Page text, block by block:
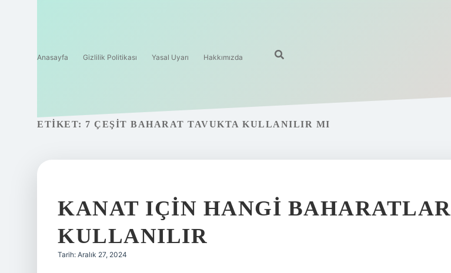
Anasayfa Gizlilik Politikası Yasal Uyarı Hakkımızda
ETIKET: 7 ÇEŞIT BAHARAT TAVUKTA KULLANILIR MI
KANAT IÇIN HANGI BAHARATLAR
KULLANILIR
Tarih: Aralık 27, 2024